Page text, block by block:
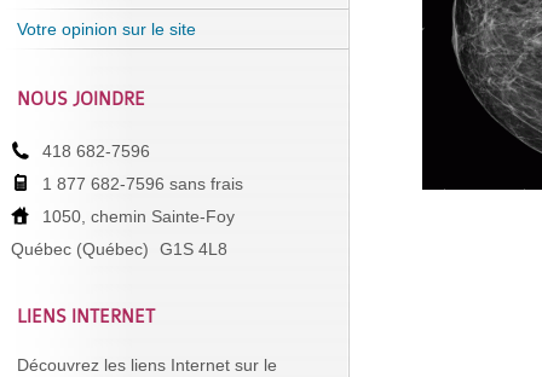
Votre opinion sur le site
NOUS JOINDRE
418 682-7596
1 877 682-7596 sans frais
1050, chemin Sainte-Foy
Québec (Québec)
G1S 4L8
LIENS INTERNET
Découvrez les liens Internet sur le